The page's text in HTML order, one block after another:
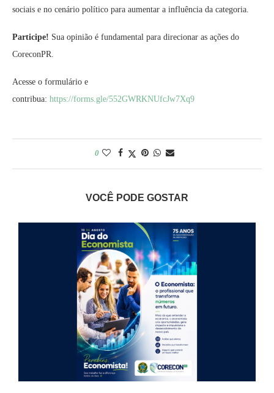
sociais e no cenário político para aumentar a influência da categoria.
Participe! Sua opinião é fundamental para direcionar as ações do
CoreconPR.
Acesse o formulário e
contribua: https://forms.gle/552GWRKNUfcJw7Xq9
0
VOCÊ PODE GOSTAR